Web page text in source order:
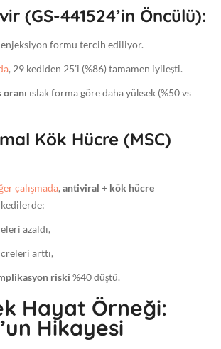
(GS-441524’in Öncülü):
enjeksiyon formu tercih ediliyor.
, 29 kediden 25’i (%86) tamamen iyileşti.
oranı ıslak forma göre daha yüksek (%50 vs
Kök Hücre (MSC)
çalışmada, antiviral + kök hücre
azaldı,
arttı,
riski %40 düştü.
Hayat Örneği:
Hikayesi